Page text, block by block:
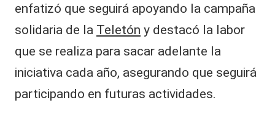
enfatizó que seguirá apoyando la campaña
solidaria de la Teletón y destacó la labor
que se realiza para sacar adelante la
iniciativa cada año, asegurando que seguirá
participando en futuras actividades.